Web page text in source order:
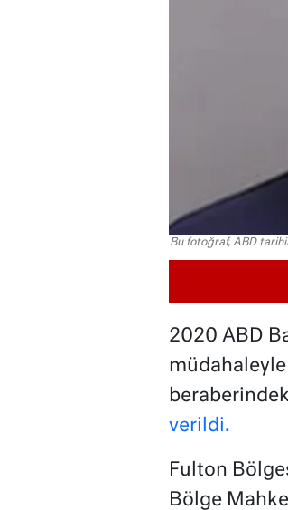
Bu fotoğraf, ABD
2020 ABD
verildi.
Fulton
Bölge